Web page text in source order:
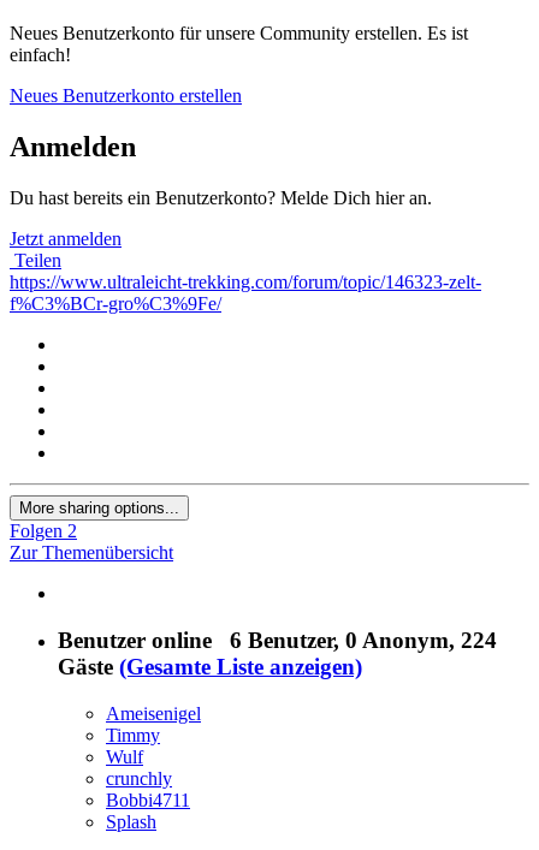
Neues Benutzerkonto für unsere Community erstellen. Es ist
einfach!
Neues Benutzerkonto erstellen
Anmelden
Du hast bereits ein Benutzerkonto? Melde Dich hier an.
Jetzt anmelden
Teilen
https://www.ultraleicht-trekking.com/forum/topic/146323-zelt-
f%C3%BCr-gro%C3%9Fe/
More sharing options...
Folgen 2
Zur Themenübersicht
Benutzer online 6 Benutzer, 0 Anonym, 224
Gäste (Gesamte Liste anzeigen)
Ameisenigel
Timmy
Wulf
crunchly
Bobbi4711
Splash